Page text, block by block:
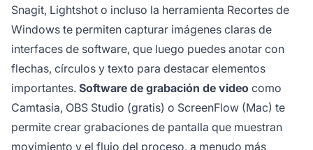
Snagit, Lightshot o incluso la herramienta Recortes de
Windows te permiten capturar imágenes claras de
interfaces de software, que luego puedes anotar con
flechas, círculos y texto para destacar elementos
importantes. Software de grabación de video como
Camtasia, OBS Studio (gratis) o ScreenFlow (Mac) te
permite crear grabaciones de pantalla que muestran
movimiento y el flujo del proceso, a menudo más